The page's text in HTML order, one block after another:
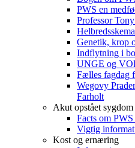
PWS en
Professor
Helbredsskema
Genetik, krop
Indflytning i
UNGE og
Fælles fagdag
Wegovy
Farholt
Akut opstået sygdom
Facts om
Vigtig
Kost og ernæring